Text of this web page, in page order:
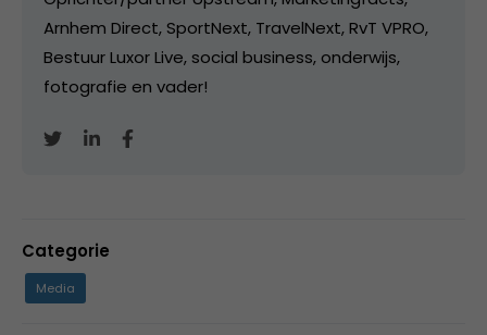
Arnhem Direct, SportNext, TravelNext, RvT VPRO,
Bestuur Luxor Live, social business, onderwijs,
fotografie en vader!
Categorie
Media